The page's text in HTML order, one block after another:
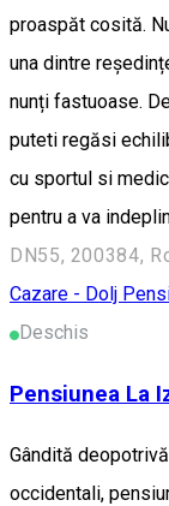
proaspăt cosită.
una dintre
nunți fastuoase.
puteti regăsi
cu sportul si
pentru a va
DN55, 200384,
Cazare - Dolj
Deschis
Pensiunea La
Gândită
occidentali,